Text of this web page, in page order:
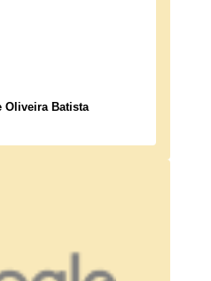
Oliveira Batista